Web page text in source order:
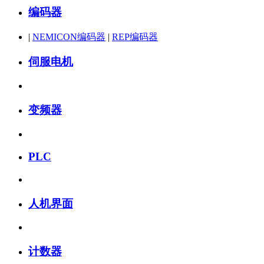
编码器
| NEMICON编码器 | REP编码器
伺服电机
变频器
PLC
人机界面
计数器